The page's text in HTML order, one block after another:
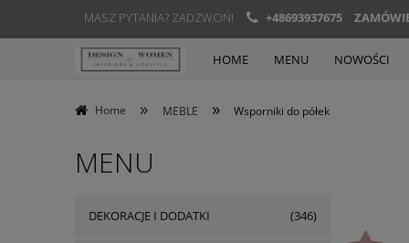
MASZ PYTANIA? ZADZWOŃ! +48693937675
HOME MENU NOWOŚCI
Home » MEBLE » Wsporniki do półek
MENU
DEKORACJE I DODATKI (346)